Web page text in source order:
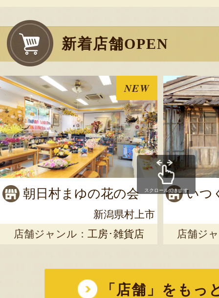
新着店舗OPEN
NEW
朝日村まゆの花の会
新潟県村上市
店舗ジャンル： 工房･雑貨店
いつ
店舗ジ
スクロールできます
「店舗」をもっ